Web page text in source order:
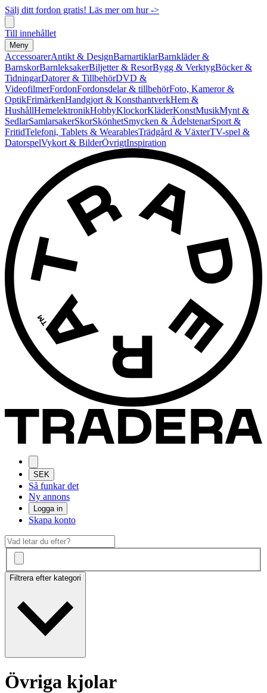
Sälj ditt fordon gratis! Läs mer om hur ->
Till innehållet
Meny
AccessoarerAntikt & DesignBarnartiklarBarnkläder &
BarnskorBarnleksakerBiljetter & ResorBygg & VerktygBöcker &
TidningarDatorer & TillbehörDVD &
VideofilmerFordonFordonsdelar & tillbehörFoto, Kameror &
OptikFrimärkenHandgjort & KonsthantverkHem &
HushållHemelektronikHobbyKlockorKläderKonstMusikMynt &
SedlarSamlarsakerSkorSkönhetSmycken & ÄdelstenarSport &
FritidTelefoni, Tablets & WearablesTrädgård & VäxterTV-spel &
DatorspelVykort & BilderÖvrigtInspiration
SEK
Så funkar det
Ny annons
Logga in
Skapa konto
Filtrera efter kategori
Övriga kjolar